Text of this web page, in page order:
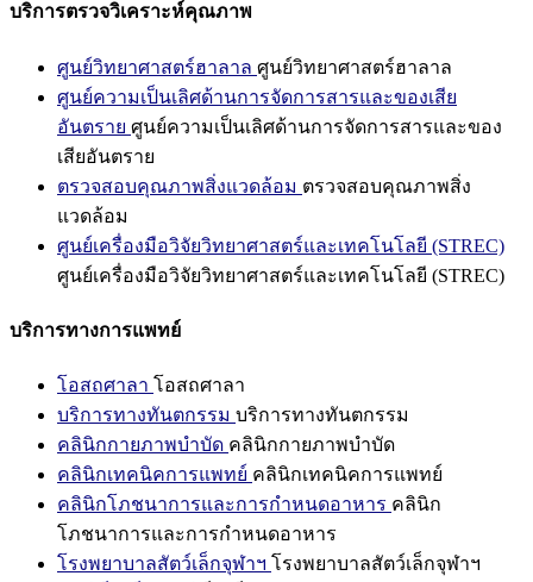
บริการตรวจวิเคราะห์คุณภาพ
ศูนย์วิทยาศาสตร์ฮาลาล ศูนย์วิทยาศาสตร์ฮาลาล
ศูนย์ความเป็นเลิศด้านการจัดการสารและของเสีย
อันตราย ศูนย์ความเป็นเลิศด้านการจัดการสารและของ
เสียอันตราย
ตรวจสอบคุณภาพสิ่งแวดล้อม ตรวจสอบคุณภาพสิ่ง
แวดล้อม
ศูนย์เครื่องมือวิจัยวิทยาศาสตร์และเทคโนโลยี (STREC)
ศูนย์เครื่องมือวิจัยวิทยาศาสตร์และเทคโนโลยี (STREC)
บริการทางการแพทย์
โอสถศาลา โอสถศาลา
บริการทางทันตกรรม บริการทางทันตกรรม
คลินิกกายภาพบำบัด คลินิกกายภาพบำบัด
คลินิกเทคนิคการแพทย์ คลินิกเทคนิคการแพทย์
คลินิกโภชนาการและการกำหนดอาหาร คลินิก
โภชนาการและการกำหนดอาหาร
โรงพยาบาลสัตว์เล็กจุฬาฯ โรงพยาบาลสัตว์เล็กจุฬาฯ